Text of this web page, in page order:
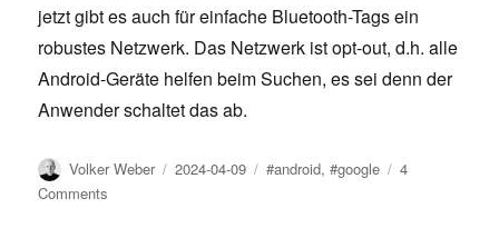
jetzt gibt es auch für einfache Bluetooth-Tags ein
robustes Netzwerk. Das Netzwerk ist opt-out, d.h. alle
Android-Geräte helfen beim Suchen, es sei denn der
Anwender schaltet das ab.
Author
Volker Weber
Posted
2024-04-09 Tags
#android,#google
4
Comments